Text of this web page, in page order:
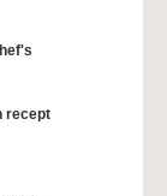
recept